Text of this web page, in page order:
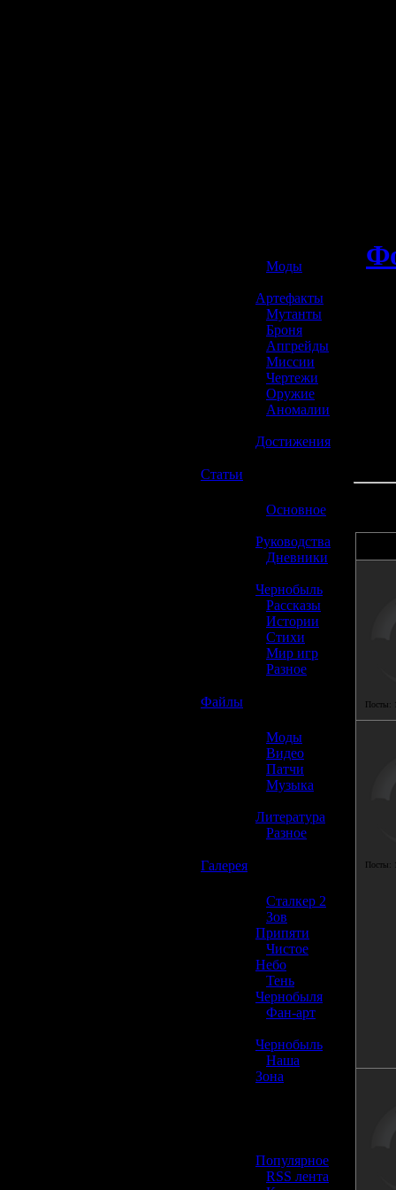
Моды
Артефакты
Мутанты
Броня
Апгрейды
Миссии
Чертежи
Оружие
Аномалии
Достижения
Статьи
Основное
Руководства
Дневники
Чернобыль
Рассказы
Истории
Стихи
Мир игр
Разное
Файлы
Моды
Видео
Патчи
Музыка
Литература
Разное
Галерея
Сталкер 2
Зов
Припяти
Чистое
Небо
Тень
Чернобыля
Фан-арт
Чернобыль
Наша
Зона
Популярное
RSS лента
Посты:
Посты: